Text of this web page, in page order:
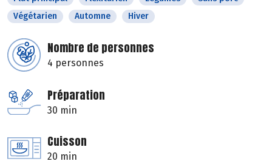
Végétarien
Automne Hiver
Nombre de personnes
4 personnes
Préparation
30 min
Cuisson
20 min